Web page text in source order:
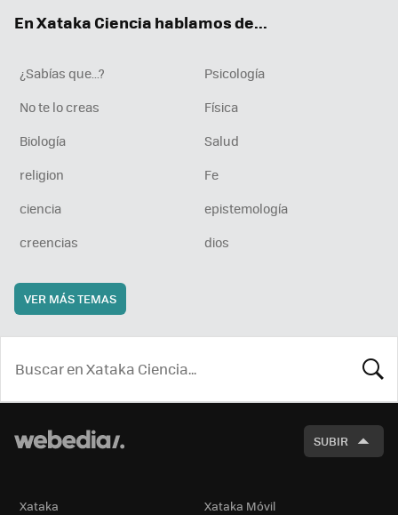
En Xataka Ciencia hablamos de...
¿Sabías que...?
Psicología
No te lo creas
Física
Biología
Salud
religion
Fe
ciencia
epistemología
creencias
dios
VER MÁS TEMAS
SUBIR
Xataka Xataka Móvil